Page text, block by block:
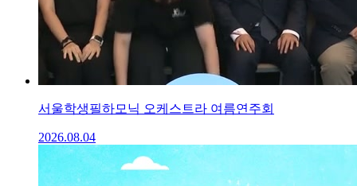
서울학생필하모닉 오케스트라 여름연주회
2026.08.04